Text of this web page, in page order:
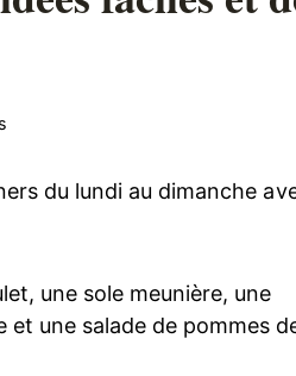
du lundi au dimanche
une sole meunière, une
une salade de pommes